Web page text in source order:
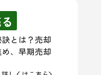
とは？売却
、早期売却